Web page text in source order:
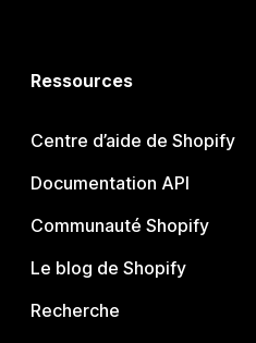
Ressources
Centre d’aide de Shopify
Documentation API
Communauté Shopify
Le blog de Shopify
Recherche